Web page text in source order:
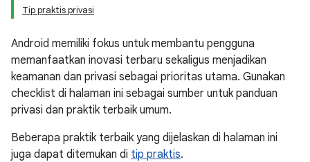
Tip praktis privasi
Android memiliki fokus untuk membantu pengguna
memanfaatkan inovasi terbaru sekaligus menjadikan
keamanan dan privasi sebagai prioritas utama. Gunakan
checklist di halaman ini sebagai sumber untuk panduan
privasi dan praktik terbaik umum.
Beberapa praktik terbaik yang dijelaskan di halaman ini
juga dapat ditemukan di tip praktis.